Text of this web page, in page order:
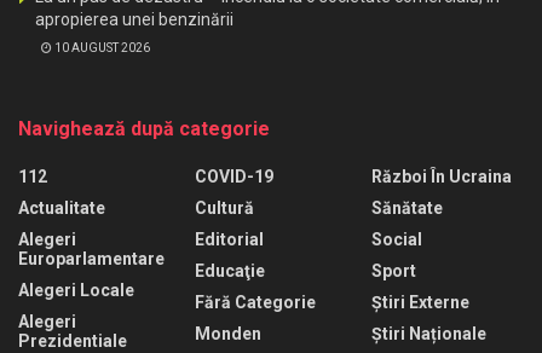
apropierea unei benzinării
10 AUGUST 2026
Navighează după categorie
112
Actualitate
Alegeri
Europarlamentare
Alegeri Locale
Alegeri
Prezidentiale
COVID-19
Cultură
Editorial
Educaţie
Fără Categorie
Monden
Război În Ucraina
Sănătate
Social
Sport
Știri Externe
Știri Naționale